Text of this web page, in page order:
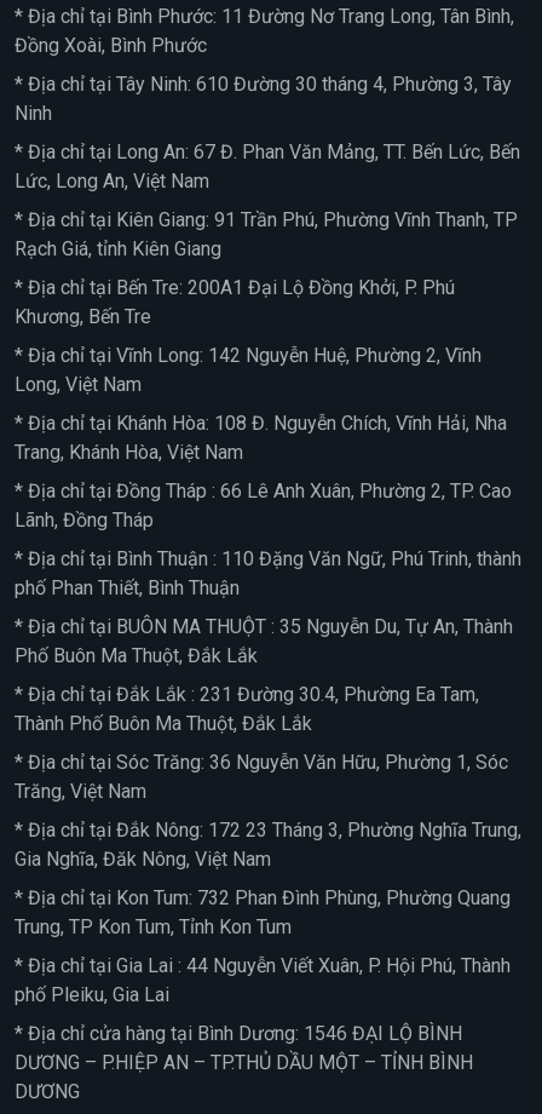
* Địa chỉ tại Bình Phước: 11 Đường Nơ Trang Long, Tân Bình,
Đồng Xoài, Bình Phước
* Địa chỉ tại Tây Ninh: 610 Đường 30 tháng 4, Phường 3, Tây
Ninh
* Địa chỉ tại Long An: 67 Đ. Phan Văn Mảng, TT. Bến Lức, Bến
Lức, Long An, Việt Nam
* Địa chỉ tại Kiên Giang: 91 Trần Phú, Phường Vĩnh Thanh, TP
Rạch Giá, tỉnh Kiên Giang
* Địa chỉ tại Bến Tre: 200A1 Đại Lộ Đồng Khởi, P. Phú
Khương, Bến Tre
* Địa chỉ tại Vĩnh Long: 142 Nguyễn Huệ, Phường 2, Vĩnh
Long, Việt Nam
* Địa chỉ tại Khánh Hòa: 108 Đ. Nguyễn Chích, Vĩnh Hải, Nha
Trang, Khánh Hòa, Việt Nam
* Địa chỉ tại Đồng Tháp : 66 Lê Anh Xuân, Phường 2, TP. Cao
Lãnh, Đồng Tháp
* Địa chỉ tại Bình Thuận : 110 Đặng Văn Ngữ, Phú Trinh, thành
phố Phan Thiết, Bình Thuận
* Địa chỉ tại BUÔN MA THUỘT : 35 Nguyễn Du, Tự An, Thành
Phố Buôn Ma Thuột, Đắk Lắk
* Địa chỉ tại Đắk Lắk : 231 Đường 30.4, Phường Ea Tam,
Thành Phố Buôn Ma Thuột, Đắk Lắk
* Địa chỉ tại Sóc Trăng: 36 Nguyễn Văn Hữu, Phường 1, Sóc
Trăng, Việt Nam
* Địa chỉ tại Đắk Nông: 172 23 Tháng 3, Phường Nghĩa Trung,
Gia Nghĩa, Đăk Nông, Việt Nam
* Địa chỉ tại Kon Tum: 732 Phan Đình Phùng, Phường Quang
Trung, TP Kon Tum, Tỉnh Kon Tum
* Địa chỉ tại Gia Lai : 44 Nguyễn Viết Xuân, P. Hội Phú, Thành
phố Pleiku, Gia Lai
* Địa chỉ cửa hàng tại Bình Dương: 1546 ĐẠI LỘ BÌNH
DƯƠNG – P.HIỆP AN – TP.THỦ DẦU MỘT – TỈNH BÌNH
DƯƠNG